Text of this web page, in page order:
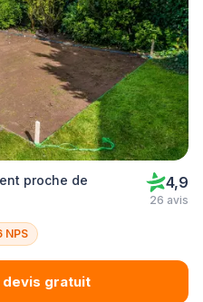
proche de
4,9
26 avis
NPS
devis gratuit